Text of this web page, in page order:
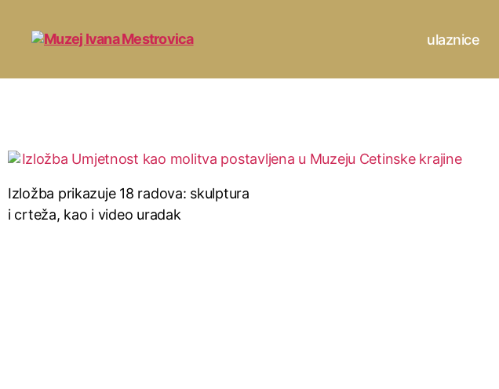
ulaznice
Izložba prikazuje 18 radova: skulptura
i crteža, kao i video uradak